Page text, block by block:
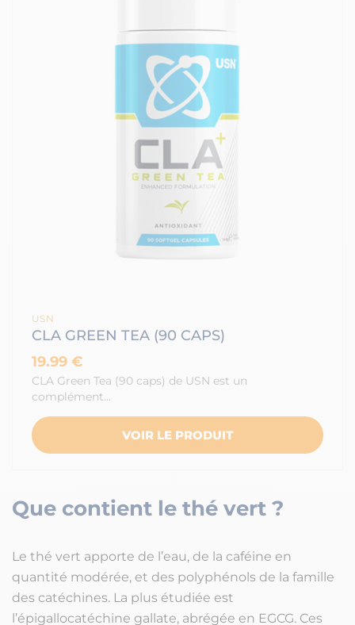
USN
CLA GREEN TEA (90 CAPS)
19.99 €
CLA Green Tea (90 caps) de USN est un
complément…
VOIR LE PRODUIT
Que contient le thé vert ?
Le thé vert apporte de l’eau, de la caféine en
quantité modérée, et des polyphénols de la famille
des catéchines. La plus étudiée est
l’épigallocatéchine gallate, abrégée en EGCG. Ces